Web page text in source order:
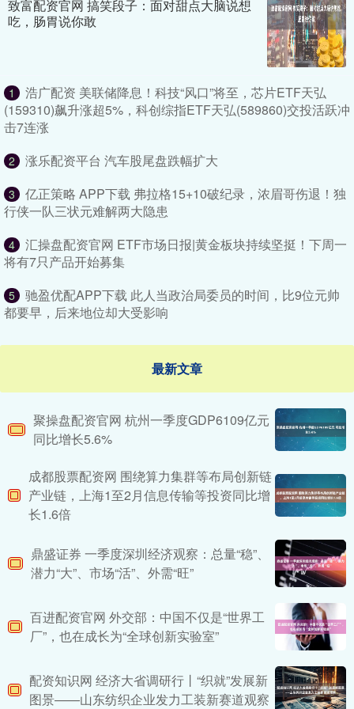
致富配资官网 搞笑段子：面对甜点大脑说想
吃，肠胃说你敢
1
浩广配资 美联储降息！科技“风口”将至，芯片ETF天弘
(159310)飙升涨超5%，科创综指ETF天弘(589860)交投活跃冲
击7连涨
2 涨乐配资平台 汽车股尾盘跌幅扩大
3
亿正策略 APP下载 弗拉格15+10破纪录，浓眉哥伤退！独
行侠一队三状元难解两大隐患
4
汇操盘配资官网 ETF市场日报|黄金板块持续坚挺！下周一
将有7只产品开始募集
5
驰盈优配APP下载 此人当政治局委员的时间，比9位元帅
都要早，后来地位却大受影响
最新文章
聚操盘配资官网 杭州一季度GDP6109亿元
同比增长5.6%
成都股票配资网 围绕算力集群等布局创新链
产业链，上海1至2月信息传输等投资同比增
长1.6倍
鼎盛证券 一季度深圳经济观察：总量“稳”、
潜力“大”、市场“活”、外需“旺”
百进配资官网 外交部：中国不仅是“世界工
厂”，也在成长为“全球创新实验室”
配资知识网 经济大省调研行丨“织就”发展新
图景——山东纺织企业发力工装新赛道观察